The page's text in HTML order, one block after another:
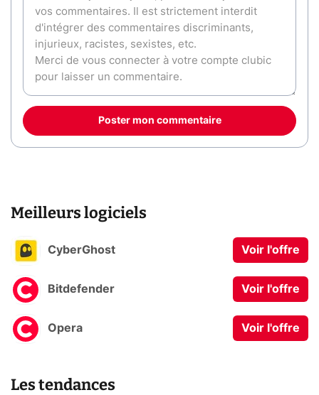
Poster mon commentaire
Meilleurs logiciels
CyberGhost Voir l'offre
Bitdefender Voir l'offre
Opera Voir l'offre
Les tendances